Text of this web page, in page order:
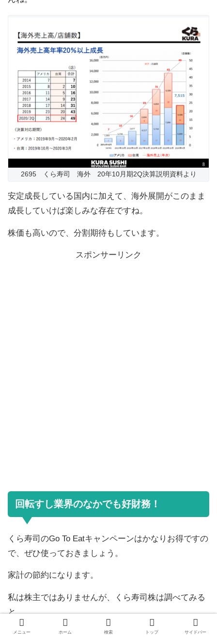
2695 くら寿司 海外 20年10月期2Q決算説明資料より
安定成長している国内に加えて、海外展開がこのまま
成長していけば楽しみな存在ですね。
株価も高いので、分割期待もしています。
スポンサーリンク
回転すし業界のなかでも好財務！
くら寿司のGo To Eatキャンペーンはかなりお得ですの
で、ぜひ使っておきましょう。
家計の節約になります。
私は株主ではありませんが、くら寿司株は調べてみる
と、
財務良し
メニュー ホーム 検索 トップ サイドバー